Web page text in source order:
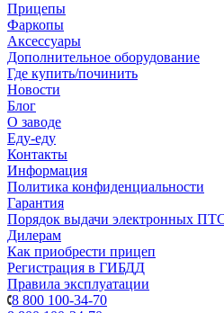
Прицепы
Фаркопы
Аксессуары
Дополнительное оборудование
Где купить/починить
Новости
Блог
О заводе
Еду-еду
Контакты
Информация
Политика конфиденциальности
Гарантия
Порядок выдачи электронных
Дилерам
Как приобрести прицеп
Регистрация в ГИБДД
Правила эксплуатации
8 800 100-34-70